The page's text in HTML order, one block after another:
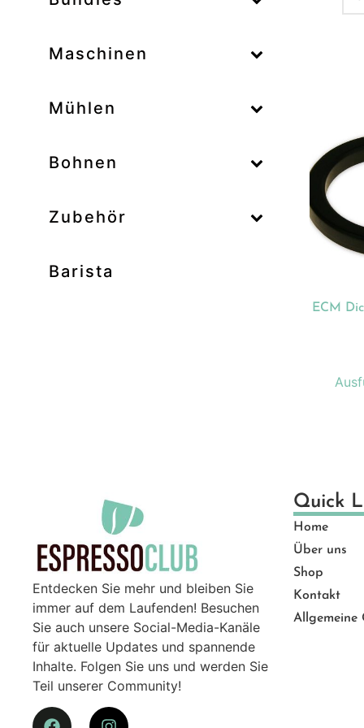
Maschinen
–
Mühlen
–
Bohnen
–
Zubehör
Barista
ECM
Entdecken Sie mehr und bleiben Sie
immer auf dem Laufenden! Besuchen
Sie auch unsere Social-Media-Kanäle
für aktuelle Updates und spannende
Inhalte. Folgen Sie uns und werden Sie
Teil unserer Community!
Quick
Home
Über uns
Shop
Kontakt
Allgemeine